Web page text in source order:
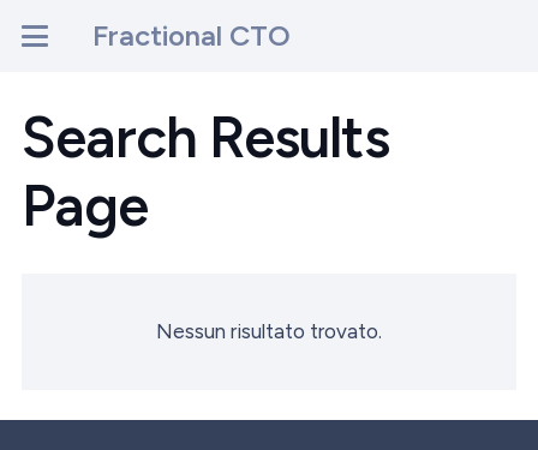
Fractional CTO
Search Results
Page
Nessun risultato trovato.